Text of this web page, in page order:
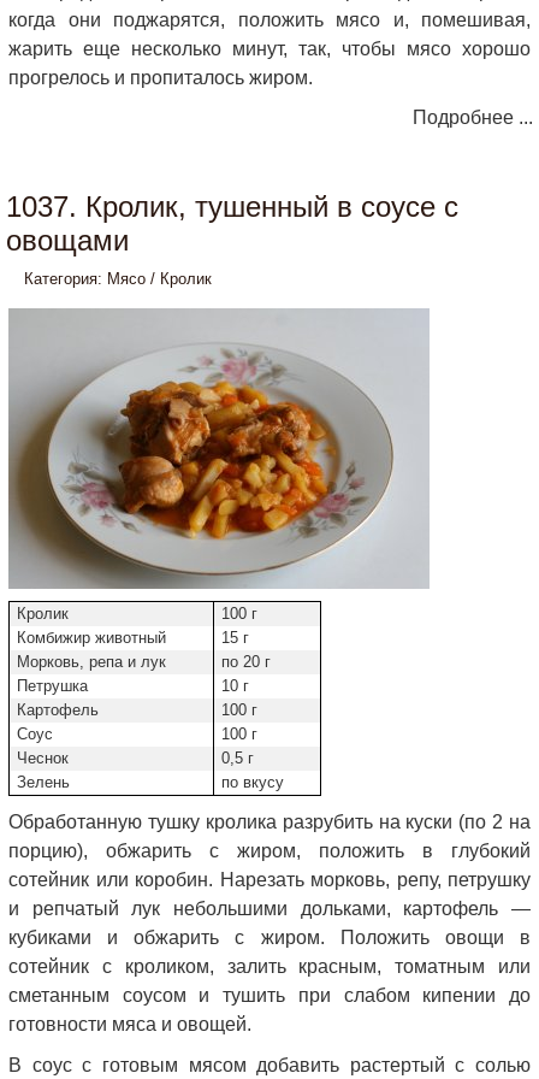
когда они поджарятся, положить мясо и, помешивая,
жарить еще несколько минут, так, чтобы мясо хорошо
прогрелось и пропиталось жиром.
Подробнее ...
1037. Кролик, тушенный в соусе с
овощами
Категория: Мясо / Кролик
Кролик
100 г
Комбижир животный
15 г
Морковь, репа и лук
по 20 г
Петрушка
10 г
Картофель
100 г
Соус
100 г
Чеснок
0,5 г
Зелень
по вкусу
Обработанную тушку кролика разрубить на куски (по 2 на
порцию), обжарить с жиром, положить в глубокий
сотейник или коробин. Нарезать морковь, репу, петрушку
и репчатый лук небольшими дольками, картофель —
кубиками и обжарить с жиром. Положить овощи в
сотейник с кроликом, залить красным, томатным или
сметанным соусом и тушить при слабом кипении до
готовности мяса и овощей.
В соус с готовым мясом добавить растертый с солью